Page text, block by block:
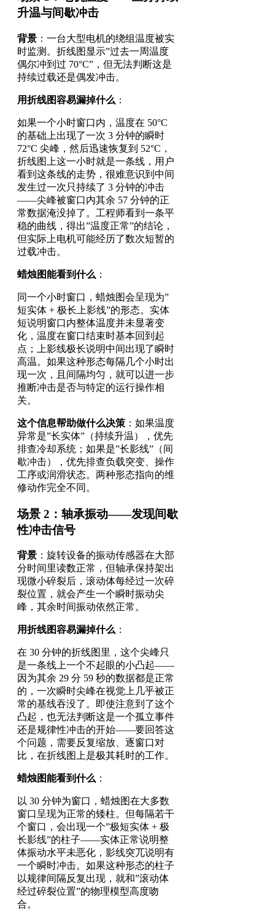
升温与间歇冲击
背景 ：一台大型电机的绕组温度被实
时监测。折线图显示”过去一周温度
偶尔冲到过 70°C”，但无法判断这是
持续过载还是偶发冲击。
用折线图容易漏掉什么 ：
如果一个小时窗口内，温度在 50°C
的基础上出现了一次 3 分钟的瞬时
72°C 尖峰，然后迅速恢复到 52°C，
折线图上这一小时就是一条线，用户
看到这条线的走势，很难意识到中间
发生过一次只持续了 3 分钟的冲击
——尖峰被窗口内其余 57 分钟的正
常数据淹没掉了。工程师看到一条平
稳的曲线，得出”温度正常”的结论，
但实际上电机可能经历了数次短暂的
过载冲击。
蜡烛图能看到什么 ：
同一个小时窗口，蜡烛图会呈现为”
短实体 + 极长上影线”的形态。实体
短说明窗口内整体温度并未显著变
化，温度在窗口结束时基本回到起
点；上影线极长说明中间出现了瞬时
高温。如果这种形态每隔几个小时出
现一次，且间隔均匀，就可以进一步
推断冲击是否与特定的运行操作相
关。
这个信息帮助做什么决策 ：如果温度
异常是”长实体”（持续升温），优先
排查冷却系统；如果是”长影线”（间
歇冲击），优先排查负载突变、操作
工序或润滑状态。两种形态指向的维
修动作完全不同。
场景 2：轴承振动——发现间歇
性冲击信号
背景 ：旋转设备的振动传感器在大部
分时间里读数正常，但轴承保持架出
现微小碎裂后，滚动体每经过一次碎
裂位置，就会产生一个瞬时振动尖
峰，其余时间振动依然正常。
用折线图容易漏掉什么 ：
在 30 分钟的折线图里，这个尖峰只
是一条线上一个不起眼的小凸起——
因为其余 29 分 59 秒的数据都是正常
的，一次瞬时尖峰在视觉上几乎被正
常的基线吞没了。即使注意到了这个
凸起，也无法判断这是一个孤立事件
还是规律性冲击的开始——要回答这
个问题，需要反复缩放、逐窗口对
比，在折线图上是极其耗时的工作。
蜡烛图能看到什么 ：
以 30 分钟为窗口，蜡烛图在大多数
窗口呈现为正常的矮柱。但每隔若干
个窗口，会出现一个”极短实体 + 极
长影线”的柱子——实体正常说明整
体振动水平未恶化，影线突兀说明有
一个瞬时冲击。如果这种形态的柱子
以规律间隔反复出现，就和”滚动体
经过碎裂位置”的物理模型高度吻
合。